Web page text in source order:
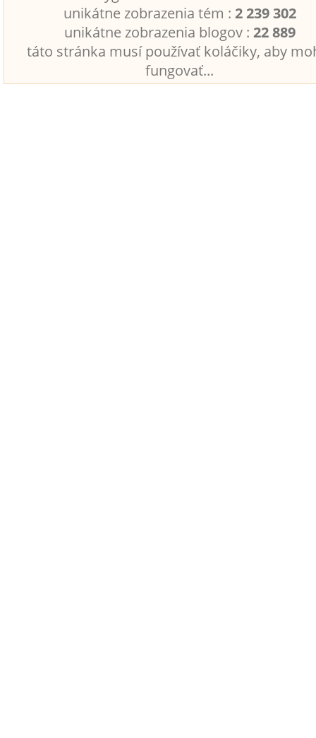
unikátne zobrazenia tém : 2 239 302
unikátne zobrazenia blogov : 22 889
táto stránka musí používať koláčiky, aby
fungovať...